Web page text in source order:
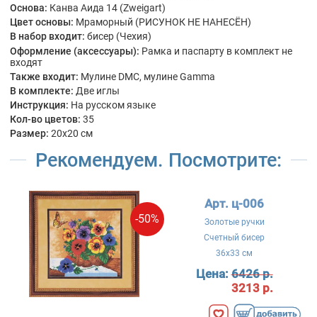
Основа: Канва Аида 14 (Zweigart)
Цвет основы: Мраморный (РИСУНОК НЕ НАНЕСЁН)
В набор входит: бисер (Чехия)
Оформление (аксессуары): Рамка и паспарту в комплект не
входят
Также входит: Мулине DMC, мулине Gamma
В комплекте: Две иглы
Инструкция: На русском языке
Кол-во цветов: 35
Размер: 20x20 см
Рекомендуем. Посмотрите:
-50%
Арт. ц-006
Золотые ручки
Счетный бисер
36x33 см
Цена:6426 р.
3213 р.